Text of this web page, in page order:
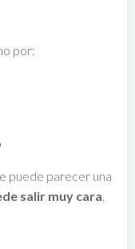
por:
puede parecer una
salir muy cara.